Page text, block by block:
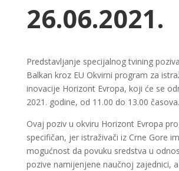
26.06.2021.
Predstavljanje specijalnog tvining
Balkan kroz EU Okvirni program za
inovacije Horizont Evropa, koji će se
2021. godine, od 11.00 do 13.00 časova.
Ovaj poziv u okviru Horizont Evropa
specifičan, jer istraživači iz Crne Gore
mogućnost da povuku sredstva u
pozive namijenjene naučnoj zajednici,